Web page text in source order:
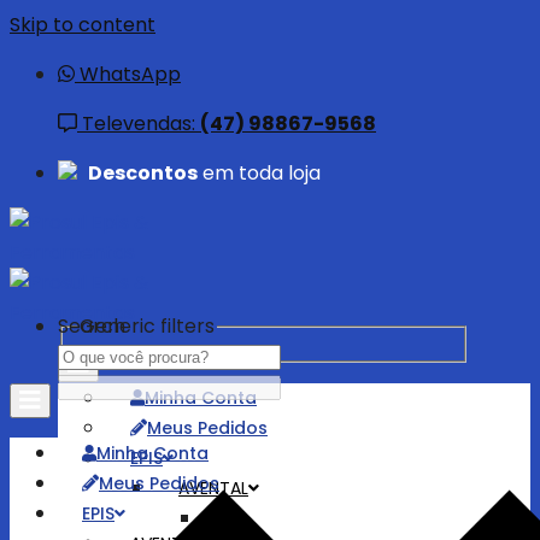
Skip to content
WhatsApp
Televendas: (47) 98867-9568
Descontosem toda loja
Minha Conta
Meus Pedidos
EPIS
AVENTAL
Search
Generic filters
Minha Conta
Meus Pedidos
EPIS